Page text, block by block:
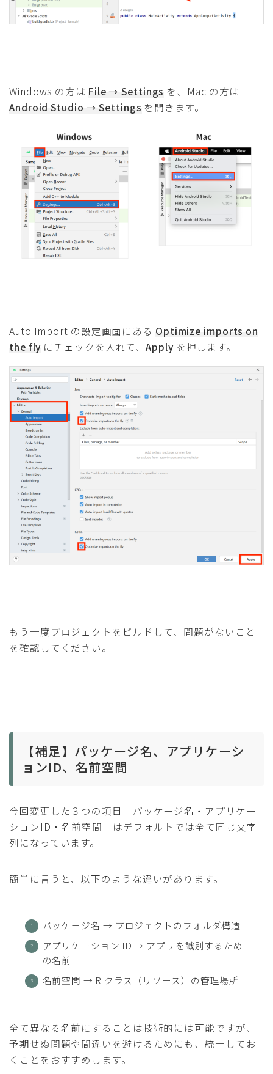
Windows の方は File → Settings を、Mac の方は
Android Studio → Settings を開きます。
Auto Import の設定画面にある Optimize imports on
the fly にチェックを入れて、Apply を押します。
もう一度プロジェクトをビルドして、問題がないこと
を確認してください。
【補足】パッケージ名、アプリケーシ
ョンID、名前空間
今回変更した３つの項目「パッケージ名・アプリケー
ションID・名前空間」はデフォルトでは全て同じ文字
列になっています。
簡単に言うと、以下のような違いがあります。
パッケージ名 → プロジェクトのフォルダ構造
アプリケーション ID → アプリを識別するため
の名前
名前空間 → R クラス（リソース）の管理場所
全て異なる名前にすることは技術的には可能ですが、
予期せぬ問題や間違いを避けるためにも、統一してお
くことをおすすめします。